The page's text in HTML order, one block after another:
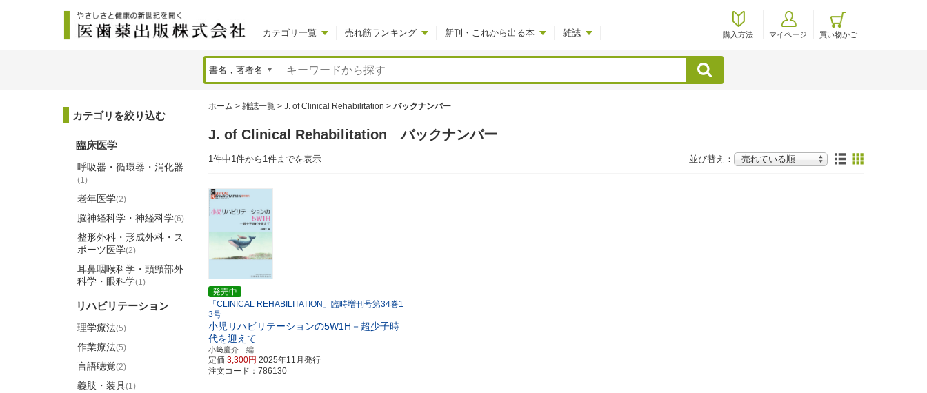
カテゴリ一覧 売れ筋ランキング 新刊・これから出る本 雑誌 購入方法 マイページ 買い物かご
検索
ホーム > 雑誌一覧 > J. of Clinical Rehabilitation > バックナンバー
J. of Clinical Rehabilitation バックナンバー
1件中1件から1件までを表示 並び替え：
発売中
「CLINICAL REHABILITATION」臨時増刊号第34巻1
3号
小児リハビリテーションの5W1H－超少子時
代を迎えて
小﨑慶介 編
定価 3,300円 2025年11月発行
注文コード：786130
カテゴリを絞り込む
臨床医学
呼吸器・循環器・消化器
(1)
老年医学(2)
脳神経科学・神経科学(6)
整形外科・形成外科・ス
ポーツ医学(2)
耳鼻咽喉科学・頭頸部外
科学・眼科学(1)
リハビリテーション
理学療法(5)
作業療法(5)
言語聴覚(2)
義肢・装具(1)